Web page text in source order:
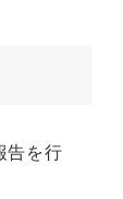
告を行